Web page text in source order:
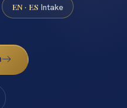
EN · ES Intake